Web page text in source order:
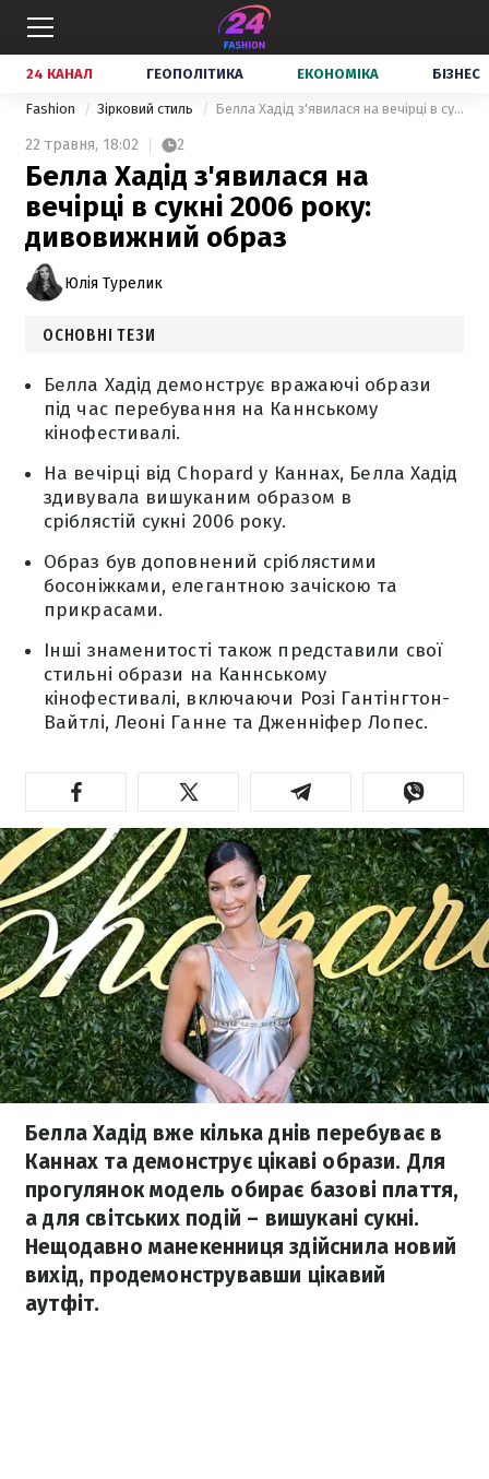
24 КАНАЛ ГЕОПОЛІТИКА ЕКОНОМІКА БІЗНЕС
Fashion Зірковий стиль Белла Хадід з'явилася на вечірці в сукні 2006 року: дивовижний образ
22 травня, 18:02 2
Белла Хадід з'явилася на
вечірці в сукні 2006 року:
дивовижний образ
Юлія Турелик
ОСНОВНІ ТЕЗИ
Белла Хадід демонструє вражаючі образи
під час перебування на Каннському
кінофестивалі.
На вечірці від Chopard у Каннах, Белла Хадід
здивувала вишуканим образом в
сріблястій сукні 2006 року.
Образ був доповнений сріблястими
босоніжками, елегантною зачіскою та
прикрасами.
Інші знаменитості також представили свої
стильні образи на Каннському
кінофестивалі, включаючи Розі Гантінгтон-
Вайтлі, Леоні Ганне та Дженніфер Лопес.
Белла Хадід вже кілька днів перебуває в
Каннах та демонструє цікаві образи. Для
прогулянок модель обирає базові плаття,
а для світських подій – вишукані сукні.
Нещодавно манекенниця здійснила новий
вихід, продемонструвавши цікавий
аутфіт.